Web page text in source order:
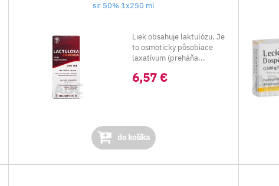
sir 50% 1x250 ml
Liek obsahuje laktulózu. Je
to osmoticky pôsobiace
laxatívum (preháňa...
6,57 €
do košíka